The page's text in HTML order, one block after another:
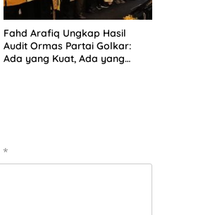
Fahd Arafiq Ungkap Hasil
Audit Ormas Partai Golkar:
Ada yang Kuat, Ada yang
*